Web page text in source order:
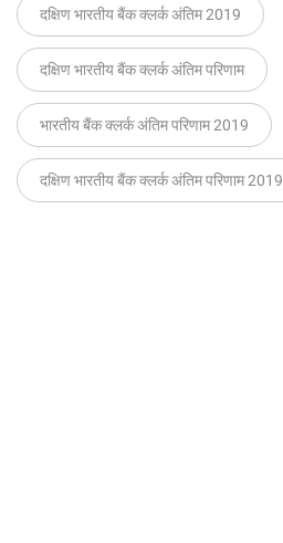
दक्षिण भारतीय बैंक क्लर्क अंतिम 2019
दक्षिण भारतीय बैंक क्लर्क अंतिम परिणाम
भारतीय बैंक क्लर्क अंतिम परिणाम 2019
दक्षिण भारतीय बैंक क्लर्क अंतिम परिणाम 2019